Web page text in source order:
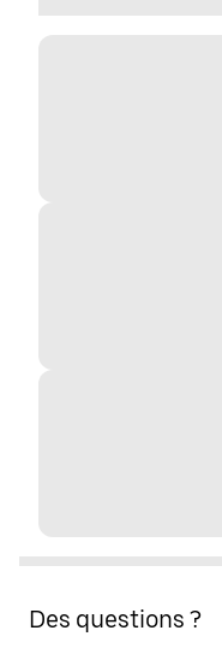
Des questions ?